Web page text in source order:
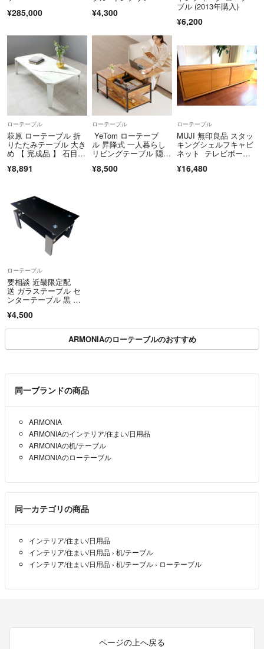
¥285,000 ¥4,300
ブル (2013年購入)
¥6,200
ローテーブル
萩原 ローテーブル 折
りたたみテーブル 大き
め 【 完成品 】 石目
れ 幅 120 奥行 60 高
¥8,891
ローテーブル
YeTom ローテーブ
ル 昇降式 一人暮らし
リビングテーブル 隠す
整 大容量 簡単開閉
¥8,500
ローテーブル
MUJI 無印良品 スタッ
キングシェルフキャビ
ネット テレビボー
¥16,480
ローテーブル
要相談 近畿限定配
送 ガラステーブル セ
ンターテーブル 黒 シ
¥4,500
ARMONIAのローテーブルのおすすめ
同一ブランドの商品
ARMONIA
ARMONIAのインテリア/住まい/日用品
ARMONIAの机/テーブル
ARMONIAのローテーブル
同一カテゴリの商品
インテリア/住まい/日用品
インテリア/住まい/日用品 › 机/テーブル
インテリア/住まい/日用品 › 机/テーブル › ローテーブル
ページの上へ戻る